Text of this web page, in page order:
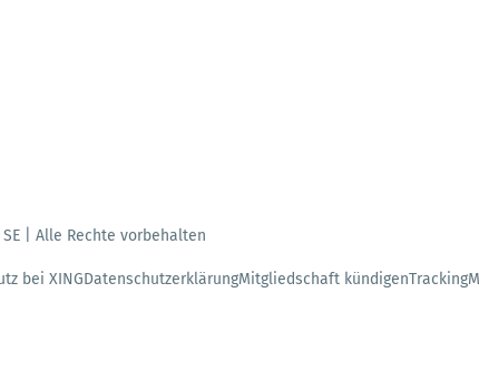
| Alle Rechte vorbehalten
bei XINGDatenschutzerklärungMitgliedschaft kündigenTracking